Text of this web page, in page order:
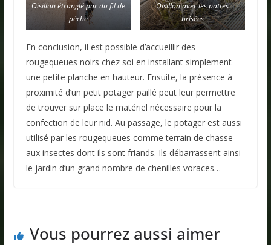
Oisillon étranglé par du fil de
pèche
Oisillon avec les pattes
brisées
En conclusion, il est possible d’accueillir des
rougequeues noirs chez soi en installant simplement
une petite planche en hauteur. Ensuite, la présence à
proximité d’un petit potager paillé peut leur permettre
de trouver sur place le matériel nécessaire pour la
confection de leur nid. Au passage, le potager est aussi
utilisé par les rougequeues comme terrain de chasse
aux insectes dont ils sont friands. Ils débarrassent ainsi
le jardin d’un grand nombre de chenilles voraces…
Vous pourrez aussi aimer